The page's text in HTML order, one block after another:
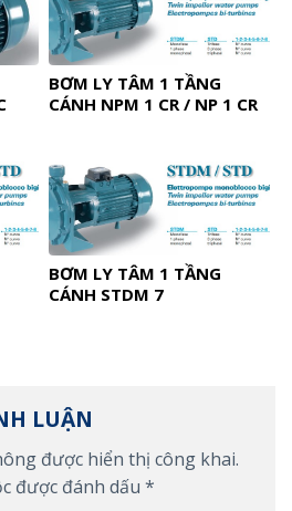
BƠM LY TÂM 1 TẦNG
CÁNH NPM 1 CR / NP 1 CR
BƠM LY TÂM 1 TẦNG
CÁNH STDM 7
LUẬN
được hiển thị công khai.
được đánh dấu *